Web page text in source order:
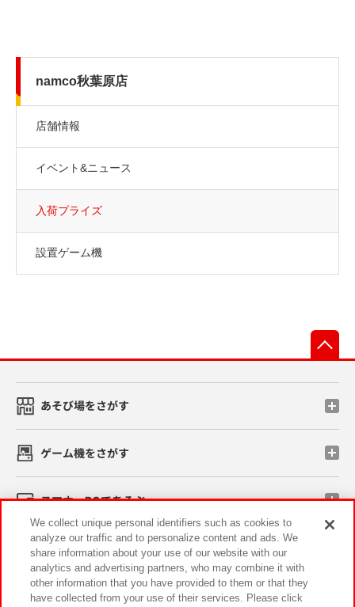
namco秋葉原店
店舗情報
イベント&ニュース
入荷プライズ
設置ゲーム機
あそび場をさがす
ゲーム機をさがす
スマホ・PCであそぶ
イベント・キャンペーン
We collect unique personal identifiers such as cookies to
analyze our traffic and to personalize content and ads. We
share information about your use of our website with our
analytics and advertising partners, who may combine it with
other information that you have provided to them or that they
have collected from your use of their services. Please click